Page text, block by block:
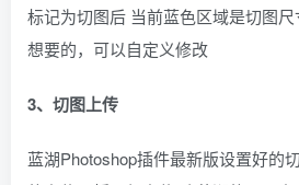
标记为切图后 当前蓝色区域是切图
想要的，可以自定义修改
3、切图上传
蓝湖Photoshop插件最新版设置好的